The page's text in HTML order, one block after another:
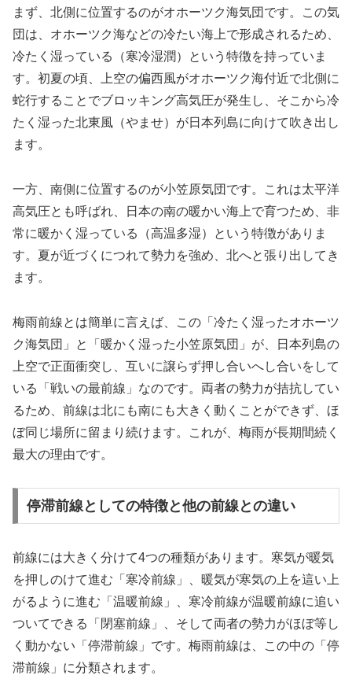
まず、北側に位置するのがオホーツク海気団です。この気
団は、オホーツク海などの冷たい海上で形成されるため、
冷たく湿っている（寒冷湿潤）という特徴を持っていま
す。初夏の頃、上空の偏西風がオホーツク海付近で北側に
蛇行することでブロッキング高気圧が発生し、そこから冷
たく湿った北東風（やませ）が日本列島に向けて吹き出し
ます。
一方、南側に位置するのが小笠原気団です。これは太平洋
高気圧とも呼ばれ、日本の南の暖かい海上で育つため、非
常に暖かく湿っている（高温多湿）という特徴がありま
す。夏が近づくにつれて勢力を強め、北へと張り出してき
ます。
梅雨前線とは簡単に言えば、この「冷たく湿ったオホーツ
ク海気団」と「暖かく湿った小笠原気団」が、日本列島の
上空で正面衝突し、互いに譲らず押し合いへし合いをして
いる「戦いの最前線」なのです。両者の勢力が拮抗してい
るため、前線は北にも南にも大きく動くことができず、ほ
ぼ同じ場所に留まり続けます。これが、梅雨が長期間続く
最大の理由です。
停滞前線としての特徴と他の前線との違い
前線には大きく分けて4つの種類があります。寒気が暖気
を押しのけて進む「寒冷前線」、暖気が寒気の上を這い上
がるように進む「温暖前線」、寒冷前線が温暖前線に追い
ついてできる「閉塞前線」、そして両者の勢力がほぼ等し
く動かない「停滞前線」です。梅雨前線は、この中の「停
滞前線」に分類されます。